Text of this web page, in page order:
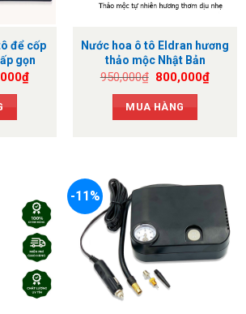
để cốp
gọn
₫Giá
Nước hoa ô tô Eldran hương
thảo mộc Nhật Bản
950,000₫ Giá
là:
950,000₫.
800,000₫Giá
MUA HÀNG
-11%